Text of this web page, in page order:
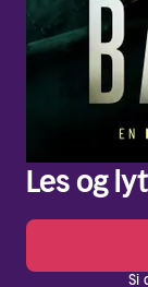
Les og
Si